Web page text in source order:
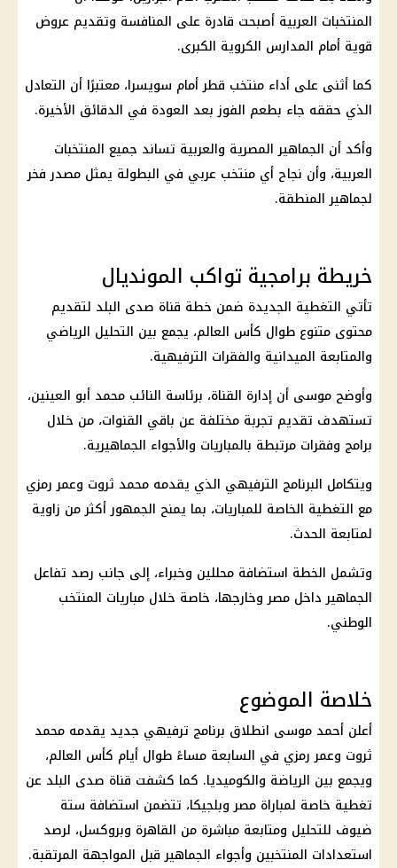
المنتخبات العربية أصبحت قادرة على المنافسة وتقديم عروض
قوية أمام المدارس الكروية الكبرى.
كما أثنى على أداء منتخب قطرأمام سويسرا، معتبرًا أن التعادل
الذي حققه جاء بطعم الفوز بعد العودة في الدقائق الأخيرة.
وأكد أن الجماهير المصرية والعربية تساند جميع المنتخبات
العربية، وأن نجاح أي منتخب عربي في البطولة يمثل مصدر فخر
لجماهير المنطقة.
خريطة برامجية تواكب المونديال
تأتي التغطية الجديدة ضمن خطة قناة صدى البلد لتقديم
محتوى متنوع طوال كأس العالم، يجمع بين التحليل الرياضي
والمتابعة الميدانية والفقرات الترفيهية.
وأوضح موسى أن إدارة القناة، برئاسة النائب محمد أبو العينين،
تستهدف تقديم تجربة مختلفة عن باقي القنوات، من خلال
برامج وفقرات مرتبطة بالمباريات والأجواء الجماهيرية.
ويتكامل البرنامج الترفيهي الذي يقدمه محمد ثروت وعمر رمزي
مع التغطية الخاصة للمباريات، بما يمنح الجمهور أكثر من زاوية
لمتابعة الحدث.
وتشمل الخطة استضافة محللين وخبراء، إلى جانب رصد تفاعل
الجماهير داخل مصر وخارجها، خاصة خلال مباريات المنتخب
الوطني.
خلاصة الموضوع
أعلن أحمد موسى انطلاق برنامج ترفيهي جديد يقدمه محمد
ثروت وعمر رمزي في السابعة مساءً طوال أيام كأس العالم،
ويجمع بين الرياضة والكوميديا. كما كشفت قناة صدى البلد عن
تغطية خاصة لمباراة مصر وبلجيكا، تتضمن استضافة ستة
ضيوف للتحليل ومتابعة مباشرة من القاهرة وبروكسل، لرصد
استعدادات المنتخبين وأجواء الجماهير قبل المواجهة المرتقبة.